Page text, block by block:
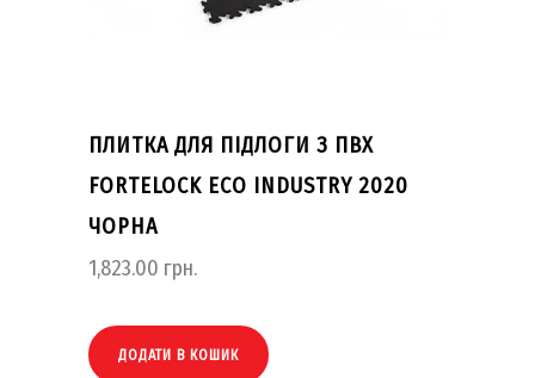
ПЛИТКА ДЛЯ ПІДЛОГИ З ПВХ
FORTELOCK ECO INDUSTRY 2020
ЧОРНА
1,823.00 грн.
ДОДАТИ В КОШИК